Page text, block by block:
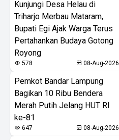
Kunjungi Desa Helau di
Triharjo Merbau Mataram,
Bupati Egi Ajak Warga Terus
Pertahankan Budaya Gotong
Royong
578 08-Aug-2026
Pemkot Bandar Lampung
Bagikan 10 Ribu Bendera
Merah Putih Jelang HUT RI
ke-81
647 08-Aug-2026